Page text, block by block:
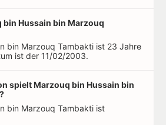
bin Hussain bin Marzouq
bin Marzouq Tambakti ist 23 Jahre
ist der 11/02/2003.
spielt Marzouq bin Hussain bin
bin Marzouq Tambakti ist